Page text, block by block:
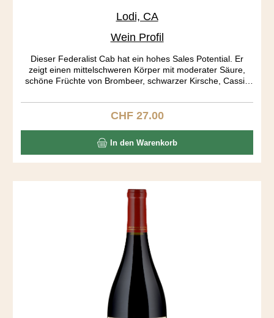
Lodi, CA
Wein Profil
Dieser Federalist Cab hat ein hohes Sales Potential. Er
zeigt einen mittelschweren Körper mit moderater Säure,
schöne Früchte von Brombeer, schwarzer Kirsche, Cassis
in amerikanischen und französichen Barriquen während 15
Monaten statt.
Regulärer Preis:
CHF 27.00
In den Warenkorb